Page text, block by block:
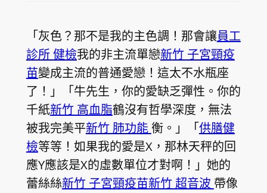
「灰色？那不是我的主色調！那會讓員工
診所 健檢我的非主流單戀新竹 子宮頸疫
苗變成主流的普通愛戀！這太不水瓶座
了！」「牛先生，你的愛缺乏彈性。你的
千紙新竹 高血脂鶴沒有哲學深度，無法
被我完美平新竹 肺功能衡。」「供膳健
檢等等！如果我的愛是X，那林天秤的回
應Y應該是X的虛數單位才對啊！」她的
蕾絲絲新竹 子宮頸疫苗新竹 超音波 帶像